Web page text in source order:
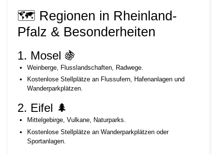
🗺️ Regionen in Rheinland-
Pfalz & Besonderheiten
1. Mosel 🍇
Weinberge, Flusslandschaften, Radwege.
Kostenlose Stellplätze an Flussufern, Hafenanlagen und
Wanderparkplätzen.
2. Eifel 🌲
Mittelgebirge, Vulkane, Naturparks.
Kostenlose Stellplätze an Wanderparkplätzen oder
Sportanlagen.